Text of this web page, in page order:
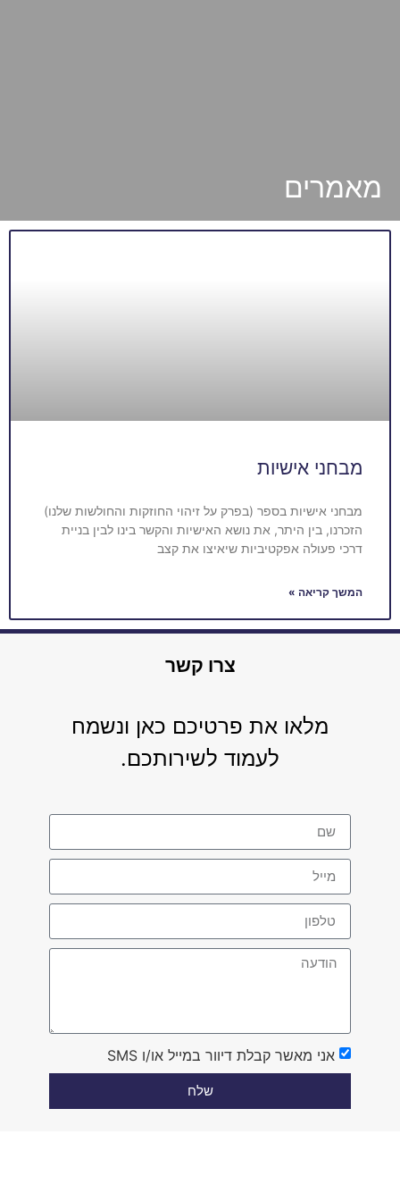
מאמרים
מבחני אישיות
מבחני אישיות בספר (בפרק על זיהוי החוזקות והחולשות שלנו)
הזכרנו, בין היתר, את נושא האישיות והקשר בינו לבין בניית
דרכי פעולה אפקטיביות שיאיצו את קצב
המשך קריאה »
צרו קשר
מלאו את פרטיכם כאן ונשמח
לעמוד לשירותכם.
אני מאשר קבלת דיוור במייל או/ו SMS
שלח